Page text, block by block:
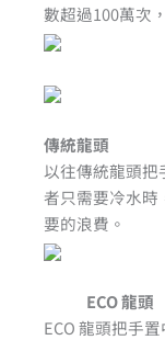
數超過100萬次
傳統龍頭
以往傳統龍頭把
者只需要冷水時
要的浪費。
ECO 龍頭
ECO 龍頭把手